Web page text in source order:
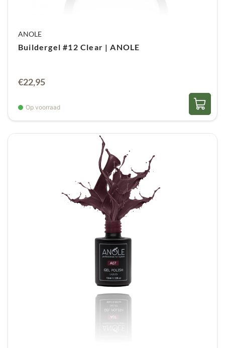
ANOLE
Buildergel #12 Clear | ANOLE
€22,95
Op voorraad